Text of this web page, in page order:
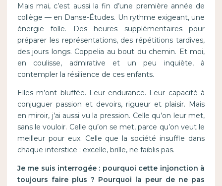
Mais mai, c’est aussi la fin d’une première année de
collège — en Danse-Études. Un rythme exigeant, une
énergie folle. Des heures supplémentaires pour
préparer les représentations, des répétitions tardives,
des jours longs. Coppelia au bout du chemin. Et moi,
en coulisse, admirative et un peu inquiète, à
contempler la résilience de ces enfants.
Elles m’ont bluffée. Leur endurance. Leur capacité à
conjuguer passion et devoirs, rigueur et plaisir. Mais
en miroir, j’ai aussi vu la pression. Celle qu’on leur met,
sans le vouloir. Celle qu’on se met, parce qu’on veut le
meilleur pour eux. Celle que la société insuffle dans
chaque interstice : excelle, brille, ne faiblis pas.
Je me suis interrogée : pourquoi cette injonction à
toujours faire plus ? Pourquoi la peur de ne pas